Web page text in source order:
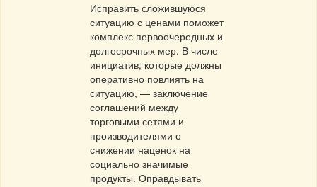
Исправить сложившуюся
ситуацию с ценами поможет
комплекс первоочередных и
долгосрочных мер. В числе
инициатив, которые должны
оперативно повлиять на
ситуацию, — заключение
соглашений между
торговыми сетями и
производителями о
снижении наценок на
социально значимые
продукты. Оправдывать